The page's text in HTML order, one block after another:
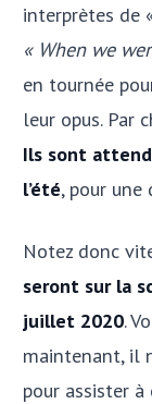
interprètes de
« When we
en tournée
leur opus. Par
Ils sont
l’été, pour
Notez donc
seront sur la
juillet 2020.
maintenant, il
pour assister